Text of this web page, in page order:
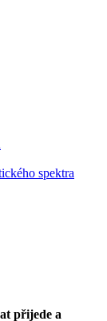
spektra
přijede a